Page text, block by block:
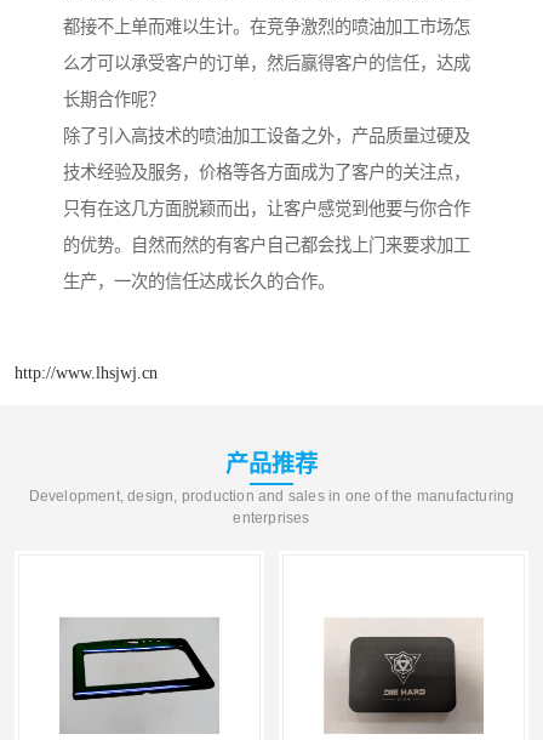
都接不上单而难以生计。在竞争激烈的喷油加工市场怎
么才可以承受客户的订单，然后赢得客户的信任，达成
长期合作呢？
除了引入高技术的喷油加工设备之外，产品质量过硬及
技术经验及服务，价格等各方面成为了客户的关注点，
只有在这几方面脱颖而出，让客户感觉到他要与你合作
的优势。自然而然的有客户自己都会找上门来要求加工
生产，一次的信任达成长久的合作。
http://www.lhsjwj.cn
产品推荐
Development, design, production and sales in one of the manufacturing
enterprises